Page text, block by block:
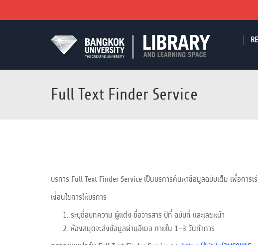
Full Text Finder Service
บริการ Full Text Finder Service เป็นบริการค้นหาข้อมูลฉบับเต็ม เพื่อกา
เงื่อนไขการให้บริการ
ระบุชื่อบทความ ผู้แต่ง ชื่อวารสาร ปีที่ ฉบับที่ และเลขหน้า
ห้องสมุดจะส่งข้อมูลผ่านอีเมล ภายใน 1-3 วันทำการ